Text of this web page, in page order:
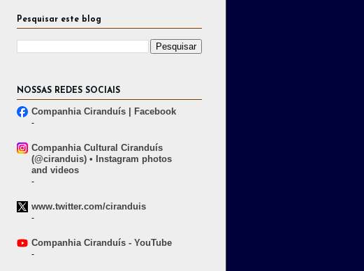
Pesquisar este blog
NOSSAS REDES SOCIAIS
Companhia Ciranduís | Facebook
-
Companhia Cultural Ciranduís
(@ciranduis) • Instagram photos
and videos
-
www.twitter.com/ciranduis
-
Companhia Ciranduís - YouTube
-